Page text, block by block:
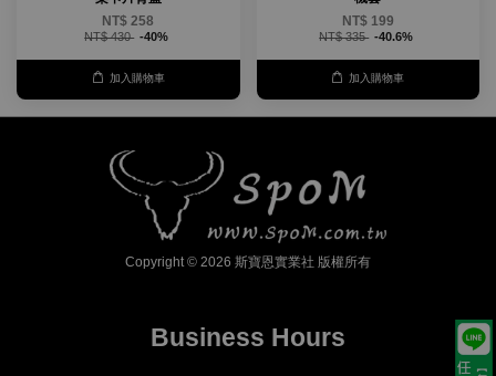
NT$ 258
NT$ 430 -40%
加入購物車
NT$ 199
NT$ 335 -40.6%
加入購物車
Copyright © 2026 斯寶恩實業社 版權所有
Business Hours